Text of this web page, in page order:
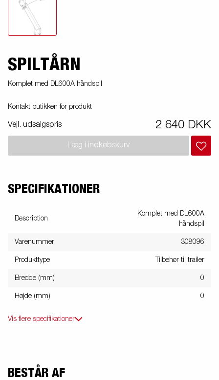
SPILTÅRN
Komplet med DL600A håndspil
Kontakt butikken for produkt
Vejl. udsalgspris 2 640 DKK
Læg i indkøbskurv
SPECIFIKATIONER
Description
Komplet med DL600A
håndspil
Varenummer 308096
Produkttype Tilbehør til trailer
Bredde (mm) 0
Højde (mm) 0
Vis flere specifikationer
BESTÅR AF